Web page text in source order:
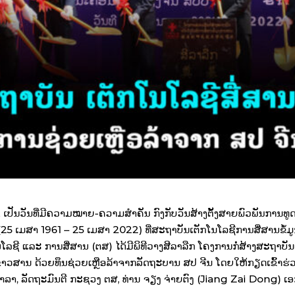
ເປັນວັນທີ່ມີຄວາມໝາຍ-ຄວາມສໍາຄັນ ກົງກັບວັນສ້າງຕັ້ງສາຍພົວພັນການທູດ
ເມສາ 1961 – 25 ເມສາ 2022) ທີ່ສະຖາບັນເຕັກໂນໂລຊີການສື່ສານຂໍ້
ລຊີ ແລະ ການສື່ສານ (ຕສ) ໄດ້ມີພິທີວາງສີລາລືກ ໂຄງການກໍ່ສ້າງສະຖາບັນ
ວສານ ດ້ວຍທຶນຊ່ວຍເຫຼືອລ້າຈາກລັດຖະບານ ສປ ຈີນ ໂດຍໃຫ້ກຽດເຂົ້າຮ່
ລາ, ລັດຖະມົນຕີ ກະຊວງ ຕສ, ທ່ານ ຈຽງ ຈ່າຍຕົງ (Jiang Zai Dong) ເ